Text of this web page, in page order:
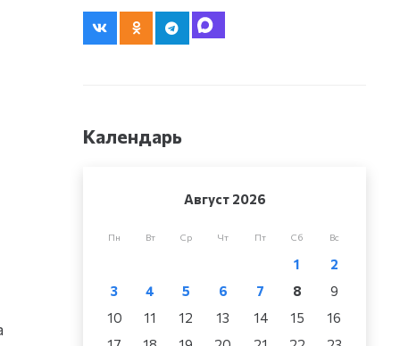
Календарь
Август 2026
Пн Вт Ср Чт Пт Сб Вс
1
2
3
4 5 6 7 8
9
10
11 12 13 14 15
16